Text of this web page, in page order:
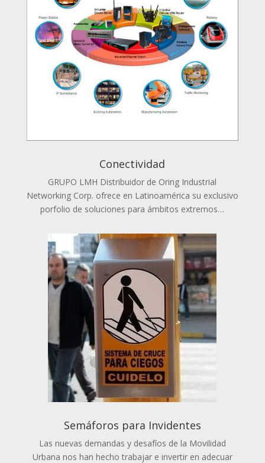
Conectividad
GRUPO LMH Distribuidor de Oring Industrial
Networking Corp. ofrece en Latinoamérica su exclusivo
porfolio de soluciones para ámbitos extremos…
Semáforos para Invidentes
Las nuevas demandas y desafíos de la Movilidad
Urbana nos han hecho trabajar e invertir en adecuar